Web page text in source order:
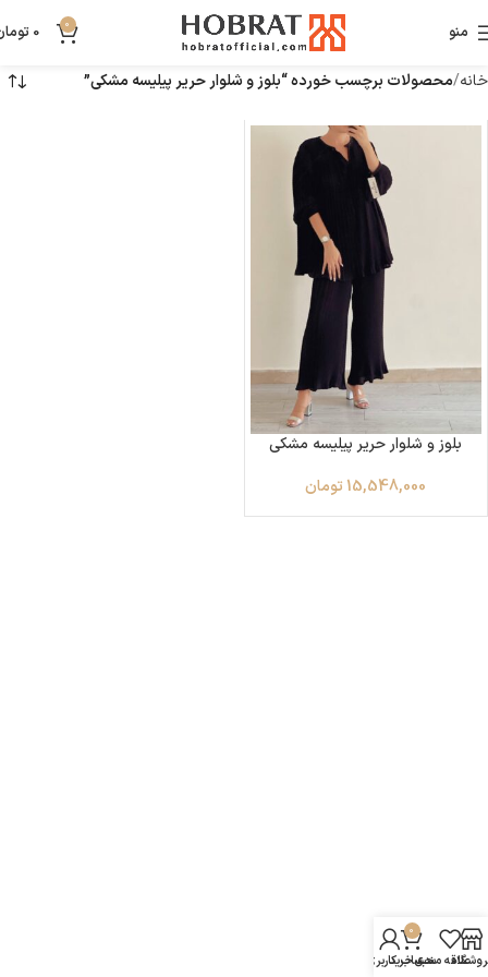
منو 0
0
خانه محصولات برچسب خورده “بلوز و شلوار حریر پیلیسه مشکی”
بلوز و شلوار حریر پیلیسه مشکی
15,548,000 تومان
علاقه مندی
0
سبد خرید
حساب کاربری من